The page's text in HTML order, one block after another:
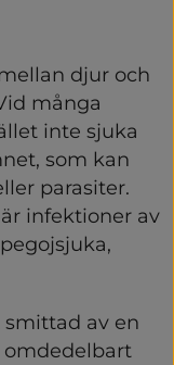
djur och
många
inte sjuka
som kan
parasiter.
infektioner av
av en
omdedelbart